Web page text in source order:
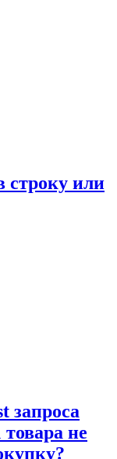
строку или
запроса
не